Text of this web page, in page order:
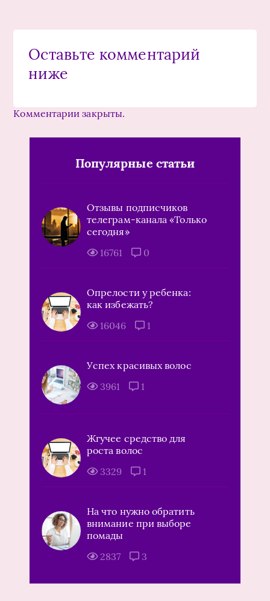
Оставьте комментарий
ниже
Комментарии закрыты.
Популярные статьи
Отзывы подписчиков
телеграм-канала «Только
сегодня»
16761
0
Опрелости у ребенка:
как избежать?
16046
1
Успех красивых волос
3961
1
Жгучее средство для
роста волос
3329
1
На что нужно обратить
внимание при выборе
помады
2837
3